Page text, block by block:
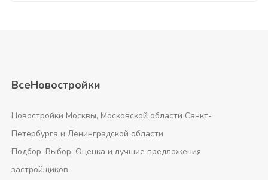
ВсеНовостройки
Новостройки Москвы, Московской области Санкт-
Петербурга и Ленинградской области
Подбор. Выбор. Оценка и лучшие предложения
застройщиков